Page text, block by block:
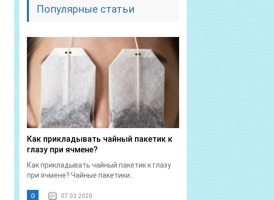
Популярные статьи
Как прикладывать чайный пакетик к
глазу при ячмене?
Как прикладывать чайный пакетик к глазу
при ячмене? Чайные пакетики...
0 07.03.2020